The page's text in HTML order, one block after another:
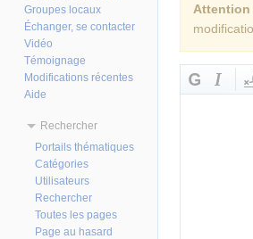
Attention
Groupes locaux
Échanger, se contacter
Vidéo
Témoignage
Modifications récentes
Aide
Rechercher
Portails thématiques
Catégories
Utilisateurs
Rechercher
Toutes les pages
Page au hasard